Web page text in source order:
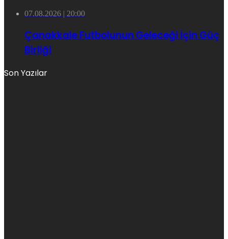
07.08.2026 | 20:00
Çanakkale Futbolunun Geleceği İçin Güç
Birliği
Son Yazılar